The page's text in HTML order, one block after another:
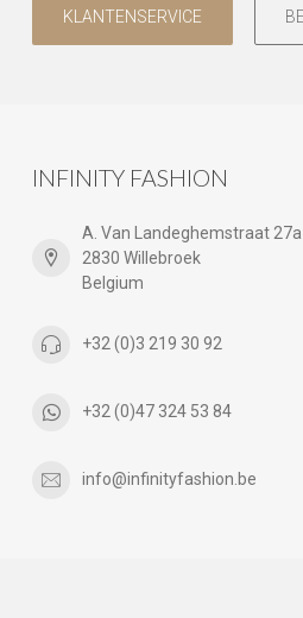
KLANTENSERVICE
INFINITY FASHION
A. Van Landeghemstraat 27a
2830 Willebroek
Belgium
+32 (0)3 219 30 92
+32 (0)47 324 53 84
info@infinityfashion.be